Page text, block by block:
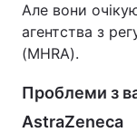
Тема
Але вони
агентства з
(MHRA).
Проблеми з
AstraZeneca